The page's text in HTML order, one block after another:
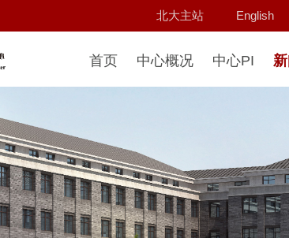
北大主站 English
首页 中心概况 中心PI